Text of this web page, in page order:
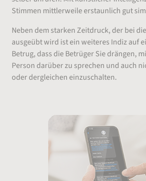
Stimmen mittlerweile erstaunlich gut
Neben dem starken Zeitdruck, der bei
ausgeübt wird ist ein weiteres Indiz auf
Betrug, dass die Betrüger Sie drängen,
Person darüber zu sprechen und auch
oder dergleichen einzuschalten.